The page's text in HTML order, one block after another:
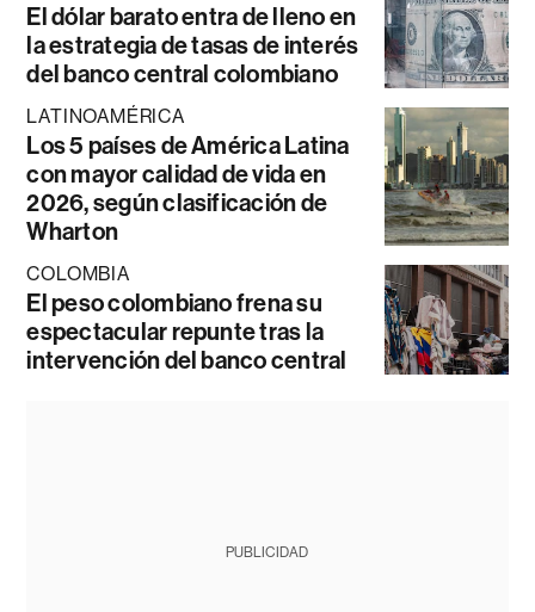
El dólar barato entra de lleno en
la estrategia de tasas de interés
del banco central colombiano
LATINOAMÉRICA
Los 5 países de América Latina
con mayor calidad de vida en
2026, según clasificación de
Wharton
COLOMBIA
El peso colombiano frena su
espectacular repunte tras la
intervención del banco central
PUBLICIDAD